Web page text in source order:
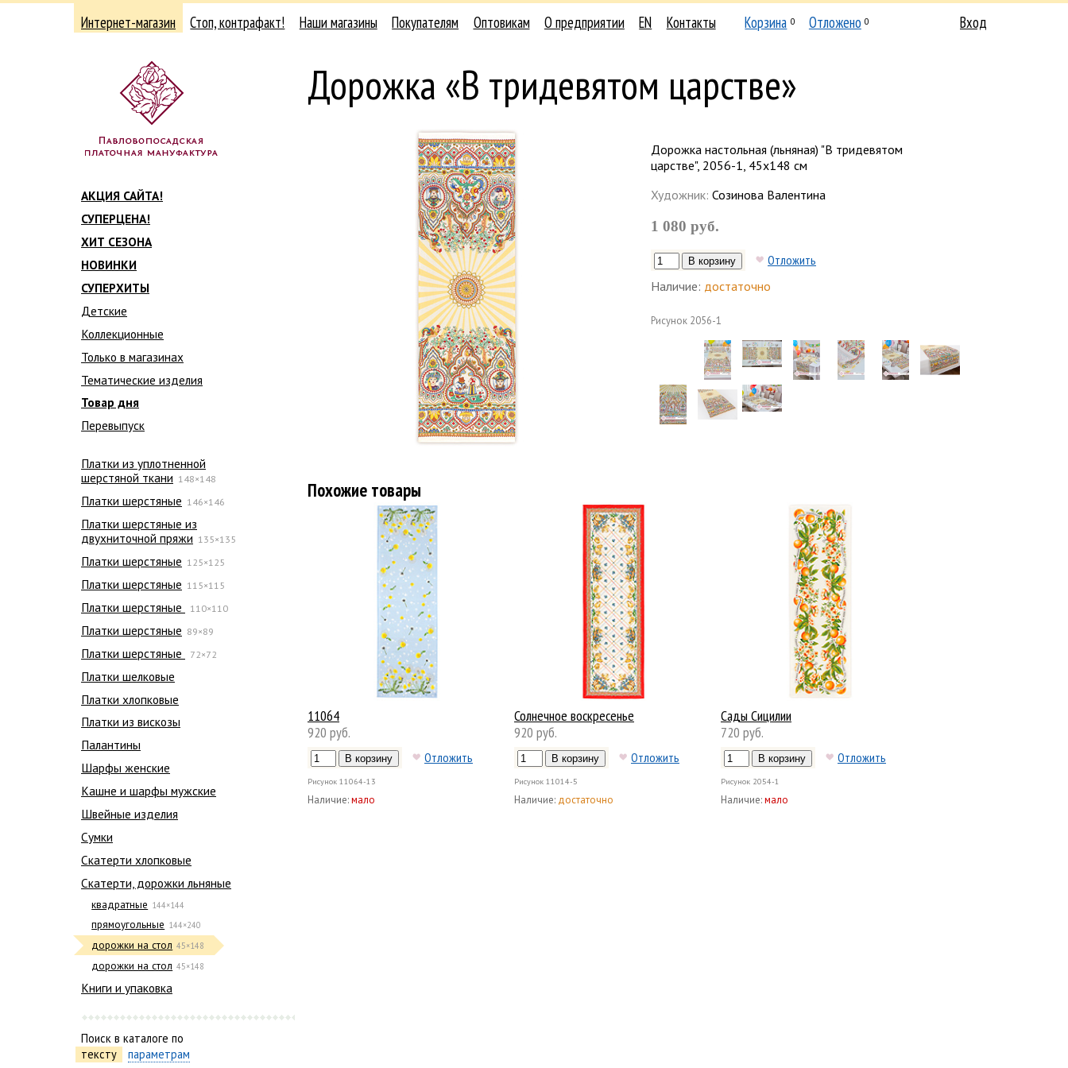
Интернет-магазин Стоп, контрафакт! Наши магазины Покупателям Оптовикам О предприятии EN Контакты Корзина 0 Отложено 0 Вход
АКЦИЯ САЙТА!
СУПЕРЦЕНА!
ХИТ СЕЗОНА
НОВИНКИ
СУПЕРХИТЫ
Детские
Коллекционные
Только в магазинах
Тематические изделия
Товар дня
Перевыпуск
Платки из уплотненной
шерстяной ткани 148×148
Платки шерстяные 146×146
Платки шерстяные из
двухниточной пряжи 135×135
Платки шерстяные 125×125
Платки шерстяные 115×115
Платки шерстяные 110×110
Платки шерстяные 89×89
Платки шерстяные 72×72
Платки шелковые
Платки хлопковые
Платки из вискозы
Палантины
Шарфы женские
Кашне и шарфы мужские
Швейные изделия
Сумки
Скатерти хлопковые
Скатерти, дорожки льняные
квадратные 144×144
прямоугольные 144×240
дорожки на стол 45×148
дорожки на стол 45×148
Книги и упаковка
Поиск в каталоге по
тексту
параметрам
Дорожка «В тридевятом царстве»
Дорожка настольная (льняная) "В тридевятом
царстве", 2056-1, 45х148 см
Художник: Созинова Валентина
1 080 руб.
Отложить
Наличие: достаточно
Рисунок 2056-1
Похожие товары
11064
920 руб.
Отложить
Рисунок 11064-13
Наличие:мало
Солнечное воскресенье
920 руб.
Отложить
Рисунок 11014-5
Наличие: достаточно
Сады Сицилии
720 руб.
Отложить
Рисунок 2054-1
Наличие:мало